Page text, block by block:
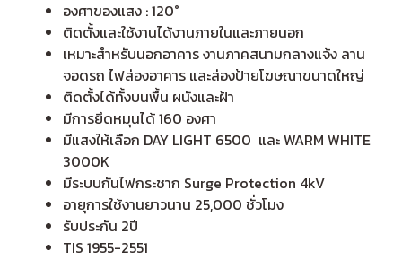
องศาของแสง : 120°
ติดตั้งและใช้งานได้งานภายในและภายนอก
เหมาะสำหรับนอกอาคาร งานภาคสนามกลางแจ้ง ลาน
จอดรถ ไฟส่องอาคาร และส่องป้ายโฆษณาขนาดใหญ่
ติดตั้งได้ทั้งบนพื้น ผนังและฝ้า
มีการยึดหมุนได้ 160 องศา
มีแสงให้เลือก DAY LIGHT 6500 และ WARM WHITE
3000K
มีระบบกันไฟกระชาก Surge Protection 4kV
อายุการใช้งานยาวนาน 25,000 ชั่วโมง
รับประกัน 2ปี
TIS 1955-2551